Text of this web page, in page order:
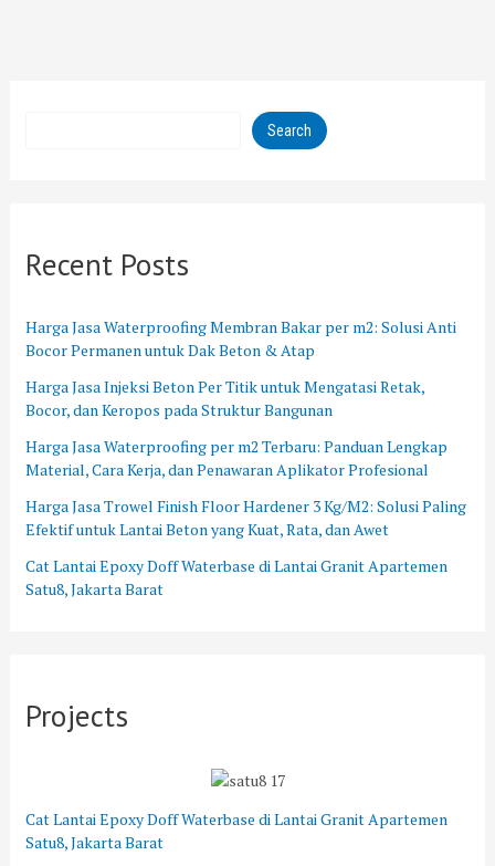
Search
Recent Posts
Harga Jasa Waterproofing Membran Bakar per m2: Solusi Anti
Bocor Permanen untuk Dak Beton & Atap
Harga Jasa Injeksi Beton Per Titik untuk Mengatasi Retak,
Bocor, dan Keropos pada Struktur Bangunan
Harga Jasa Waterproofing per m2 Terbaru: Panduan Lengkap
Material, Cara Kerja, dan Penawaran Aplikator Profesional
Harga Jasa Trowel Finish Floor Hardener 3 Kg/M2: Solusi Paling
Efektif untuk Lantai Beton yang Kuat, Rata, dan Awet
Cat Lantai Epoxy Doff Waterbase di Lantai Granit Apartemen
Satu8, Jakarta Barat
Projects
Cat Lantai Epoxy Doff Waterbase di Lantai Granit Apartemen
Satu8, Jakarta Barat